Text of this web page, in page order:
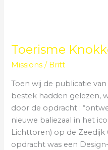
Toerisme
Missions / Britt
Toen wij de publicatie
bestek hadden gelezen,
door de opdracht :
nieuwe baliezaal in het
Lichttoren) op de Zeedijk
opdracht was een